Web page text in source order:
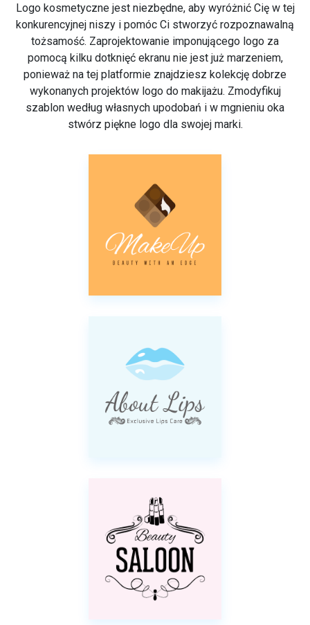
Logo kosmetyczne jest niezbędne, aby wyróżnić Cię w tej
konkurencyjnej niszy i pomóc Ci stworzyć rozpoznawalną
tożsamość. Zaprojektowanie imponującego logo za
pomocą kilku dotknięć ekranu nie jest już marzeniem,
ponieważ na tej platformie znajdziesz kolekcję dobrze
wykonanych projektów logo do makijażu. Zmodyfikuj
szablon według własnych upodobań i w mgnieniu oka
stwórz piękne logo dla swojej marki.